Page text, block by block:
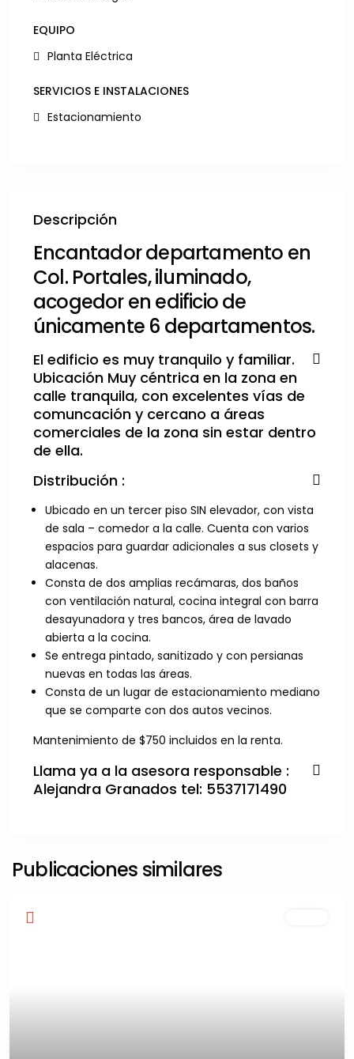
EQUIPO
Planta Eléctrica
SERVICIOS E INSTALACIONES
Estacionamiento
Descripción
Encantador departamento en
Col. Portales, iluminado,
acogedor en edificio de
únicamente 6 departamentos.
El edificio es muy tranquilo y familiar.
Ubicación Muy céntrica en la zona en
calle tranquila, con excelentes vías de
comuncación y cercano a áreas
comerciales de la zona sin estar dentro
de ella.
Distribución :
Ubicado en un tercer piso SIN elevador, con vista
de sala – comedor a la calle. Cuenta con varios
espacios para guardar adicionales a sus closets y
alacenas.
Consta de dos amplias recámaras, dos baños
con ventilación natural, cocina integral con barra
desayunadora y tres bancos, área de lavado
abierta a la cocina.
Se entrega pintado, sanitizado y con persianas
nuevas en todas las áreas.
Consta de un lugar de estacionamiento mediano
que se comparte con dos autos vecinos.
Mantenimiento de $750 incluidos en la renta.
Llama ya a la asesora responsable :
Alejandra Granados tel: 5537171490
Publicaciones similares